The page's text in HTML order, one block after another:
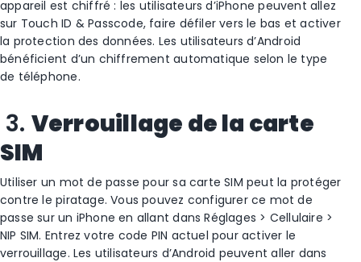
appareil est chiffré : les utilisateurs d’iPhone peuvent allez
sur Touch ID & Passcode, faire défiler vers le bas et activer
la protection des données. Les utilisateurs d’Android
bénéficient d’un chiffrement automatique selon le type
de téléphone.
3. Verrouillage de la carte
SIM
Utiliser un mot de passe pour sa carte SIM peut la protéger
contre le piratage. Vous pouvez configurer ce mot de
passe sur un iPhone en allant dans Réglages > Cellulaire >
NIP SIM. Entrez votre code PIN actuel pour activer le
verrouillage. Les utilisateurs d’Android peuvent aller dans